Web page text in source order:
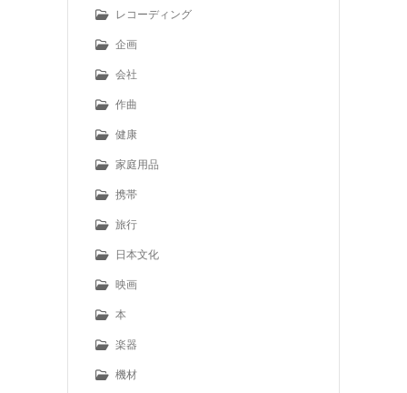
レコーディング
企画
会社
作曲
健康
家庭用品
携帯
旅行
日本文化
映画
本
楽器
機材